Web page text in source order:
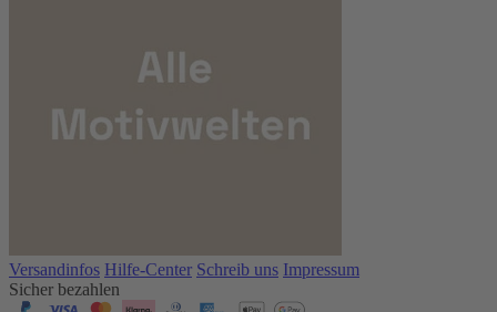
Versandinfos Hilfe-Center Schreib uns Impressum
Sicher bezahlen